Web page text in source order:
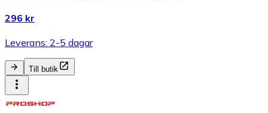
296 kr
Leverans: 2-5 dagar
Till butik